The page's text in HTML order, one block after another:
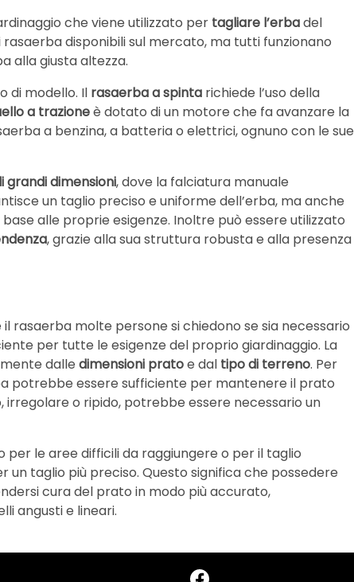
che viene utilizzato per tagliare l’erbadel
rasaerba disponibili sul mercato, ma tutti funzionano
alla giusta altezza.
di modello. Il rasaerba a spinta richiede l’uso della
a trazioneè dotato di un motore che fa avanzare la
a benzina, a batteria o elettrici, ognuno con le sue
grandi dimensioni, dove la falciatura manuale
un taglio preciso e uniforme dell’erba, ma anche
alle proprie esigenze. Inoltre può essere utilizzato
, grazie alla sua struttura robusta e alla presenza
rasaerba molte persone si chiedono se sia necessario
per tutte le esigenze del proprio giardinaggio. La
dalle dimensioni pratoe dal tipo di terreno. Per
potrebbe essere sufficiente per mantenere il prato
o ripido, potrebbe essere necessario un
le aree difficili da raggiungere o per il taglio
taglio più preciso. Questo significa che possedere
cura del prato in modo più accurato,
angusti e lineari.